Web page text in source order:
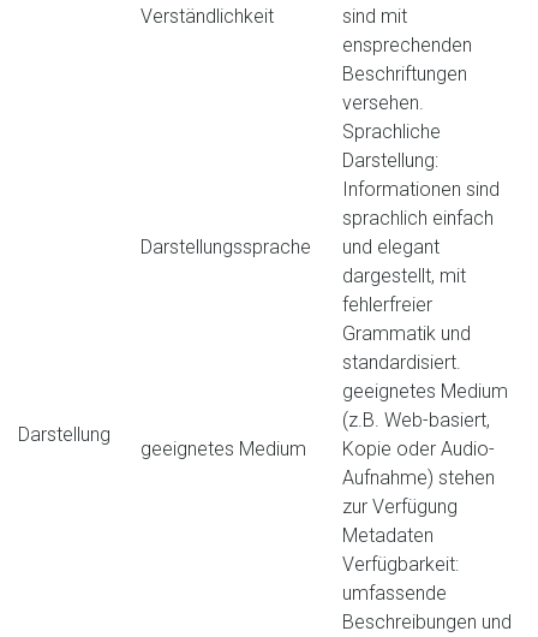
Darstellung
Verständlichkeit
sind mit
ensprechenden
Beschriftungen
versehen.
Darstellungssprache
Sprachliche
Darstellung:
Informationen sind
sprachlich einfach
und elegant
dargestellt, mit
fehlerfreier
Grammatik und
standardisiert.
geeignetes Medium
geeignetes Medium
(z.B. Web-basiert,
Kopie oder Audio-
Aufnahme) stehen
zur Verfügung
Metadaten
Verfügbarkeit:
umfassende
Beschreibungen und